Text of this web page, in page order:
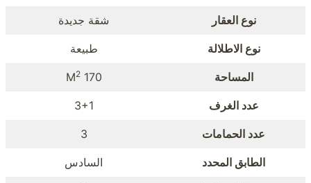
نوع العقار شقة جديدة
نوع الاطلالة طبيعة
المساحة 170 M
2
عدد الغرف 3+1
عدد الحمامات 3
الطابق المحدد السادس